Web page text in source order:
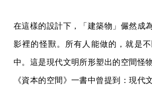
在這樣的設計下，「建築物」儼然成
影裡的怪獸。所有人能做的，就是
中。這是現代文明所形塑出的空間怪
《資本的空間》一書中曾提到：現代